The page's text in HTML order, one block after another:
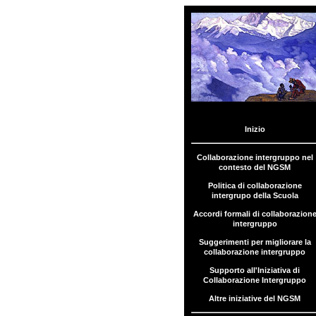
Collaborazione
intergruppo
Politica di
collaborazione
collaborazione
intergruppo
Accordi formali
collaborazione
intergruppo
Inizio
Collaborazione intergruppo nel
contesto del NGSM
Politica di collaborazione
intergrupo della Scuola
Accordi formali di collaborazione
intergruppo
Suggerimenti per migliorare la
collaborazione intergruppo
Supporto all'Iniziativa di
Collaborazione Intergruppo
Altre iniziative del NGSM